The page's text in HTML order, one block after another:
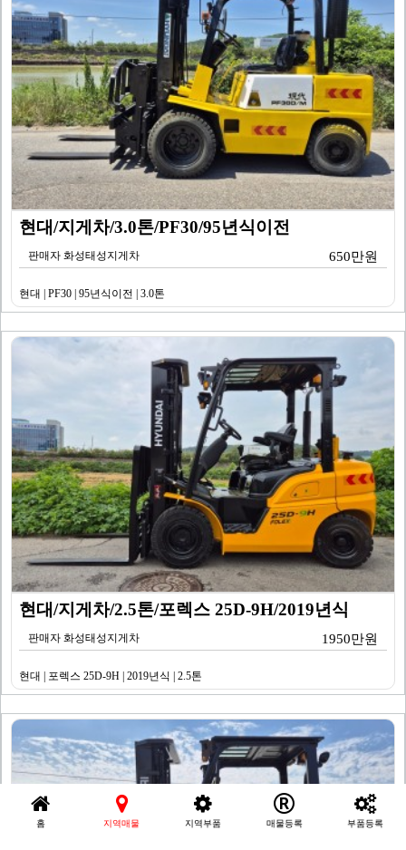
현대/지게차/3.0톤/PF30/95년식이전
판매자 화성태성지게차 650만원
현대 | PF30 | 95년식이전 | 3.0톤
현대/지게차/2.5톤/포렉스 25D-9H/2019년식
판매자 화성태성지게차 1950만원
현대 | 포렉스 25D-9H | 2019년식 | 2.5톤
홈 지역매물 지역부품 매물등록 부품등록